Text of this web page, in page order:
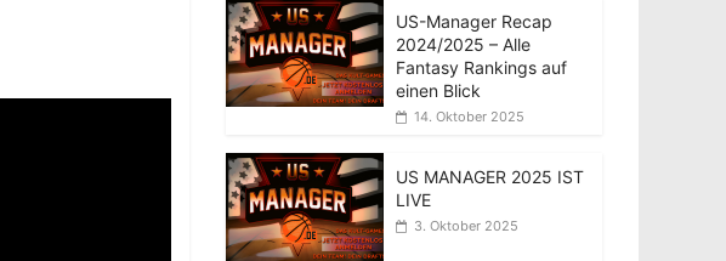
US-Manager Recap
2024/2025 – Alle
Fantasy Rankings auf
einen Blick
14. Oktober 2025
US MANAGER 2025 IST
LIVE
3. Oktober 2025